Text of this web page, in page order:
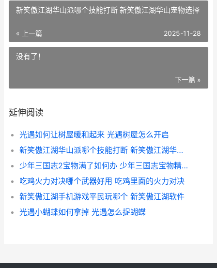
新笑傲江湖华山派哪个技能打断 新笑傲江湖华山宠物选择
« 上一篇 2025-11-28
没有了！
下一篇 »
延伸阅读
光遇如何让树屋暖和起来 光遇树屋怎么开启
新笑傲江湖华山派哪个技能打断 新笑傲江湖华山宠物选择
少年三国志2宝物满了如何办 少年三国志宝物精炼材料清单
吃鸡火力对决哪个武器好用 吃鸡里面的火力对决
新笑傲江湖手机游戏平民玩哪个 新笑傲江湖软件
光遇小蝴蝶如何拿掉 光遇怎么捉蝴蝶